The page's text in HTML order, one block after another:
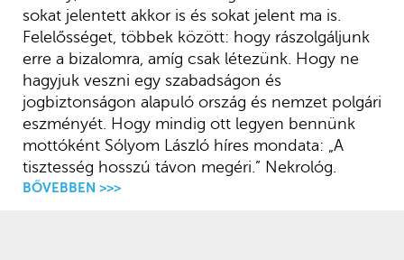
sokat jelentett akkor is és sokat jelent ma is.
Felelősséget, többek között: hogy rászolgáljunk
erre a bizalomra, amíg csak létezünk. Hogy ne
hagyjuk veszni egy szabadságon és
jogbiztonságon alapuló ország és nemzet polgári
eszményét. Hogy mindig ott legyen bennünk
mottóként Sólyom László híres mondata: „A
tisztesség hosszú távon megéri.” Nekrológ.
BŐVEBBEN >>>